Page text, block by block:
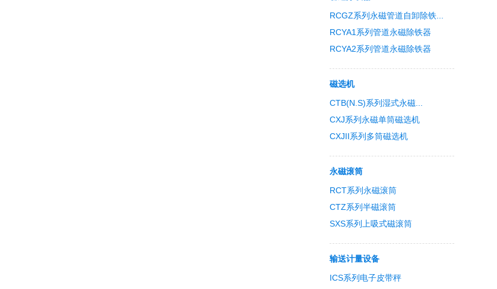
RCGZ系列永磁管道自卸除铁...
RCYA1系列管道永磁除铁器
RCYA2系列管道永磁除铁器
磁选机
CTB(N.S)系列湿式永磁...
CXJ系列永磁单筒磁选机
CXJII系列多筒磁选机
永磁滚筒
RCT系列永磁滚筒
CTZ系列半磁滚筒
SXS系列上吸式磁滚筒
输送计量设备
ICS系列电子皮带秤